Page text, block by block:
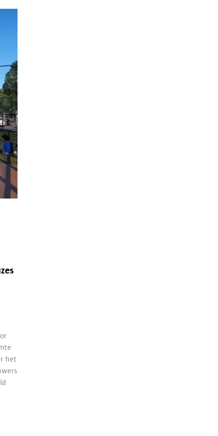
het